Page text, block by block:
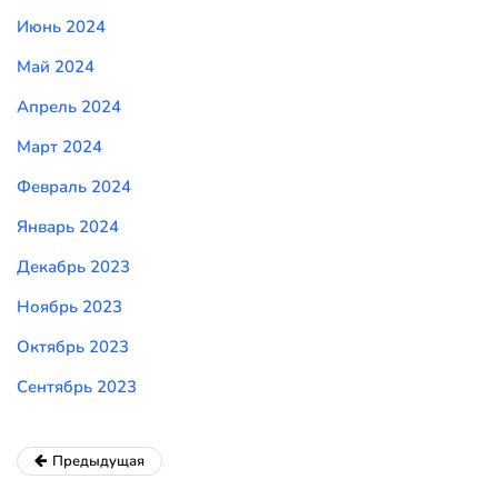
Июнь 2024
Май 2024
Апрель 2024
Март 2024
Февраль 2024
Январь 2024
Декабрь 2023
Ноябрь 2023
Октябрь 2023
Сентябрь 2023
Предыдущая